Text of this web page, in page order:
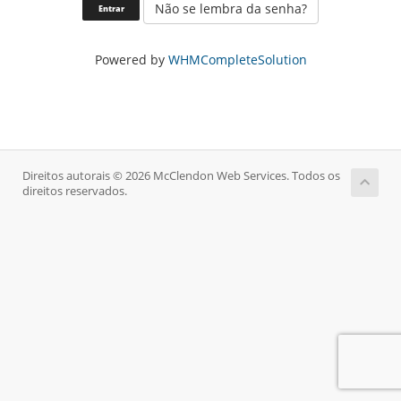
Não se lembra da senha?
Powered by WHMCompleteSolution
Direitos autorais © 2026 McClendon Web Services. Todos os
direitos reservados.